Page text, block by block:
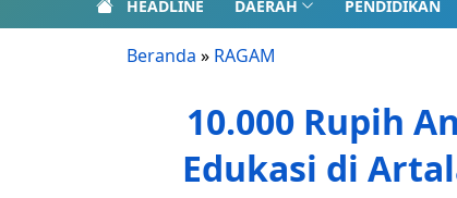
HEADLINE DAERAH PENDIDIKAN
Beranda » RAGAM
10.000 Rupih
Edukasi di